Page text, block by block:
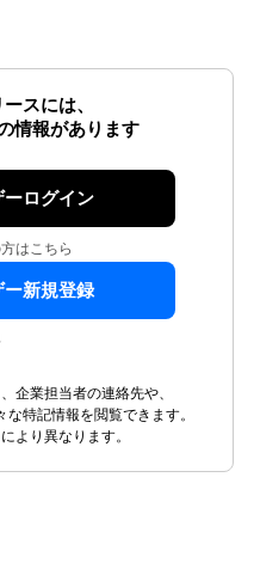
スには、
情報があります
ーログイン
はこちら
ー新規登録
企業担当者の連絡先や、
特記情報を閲覧できます。
より異なります。